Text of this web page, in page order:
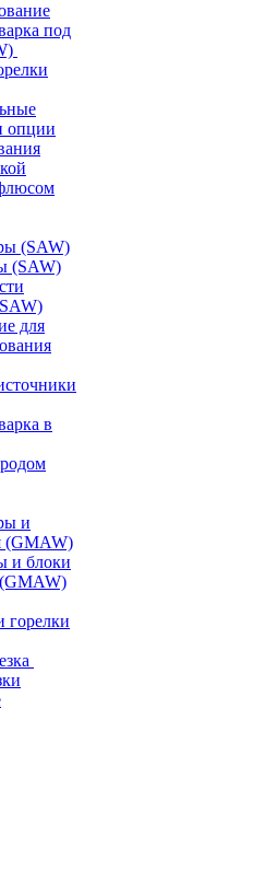
под
опции
(SAW)
(SAW)
для
в
и
(GMAW)
и блоки
горелки